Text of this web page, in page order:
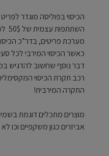
הכיסוי בפוליסה מוגדר
כאשר הכיסוי המירבי לכל סעיף
דבר נוסף שחשוב להדגיש
התקרה המירבית!
מוצרים מתכלים דוגמת
אביזרים כגון משקפיים וכו